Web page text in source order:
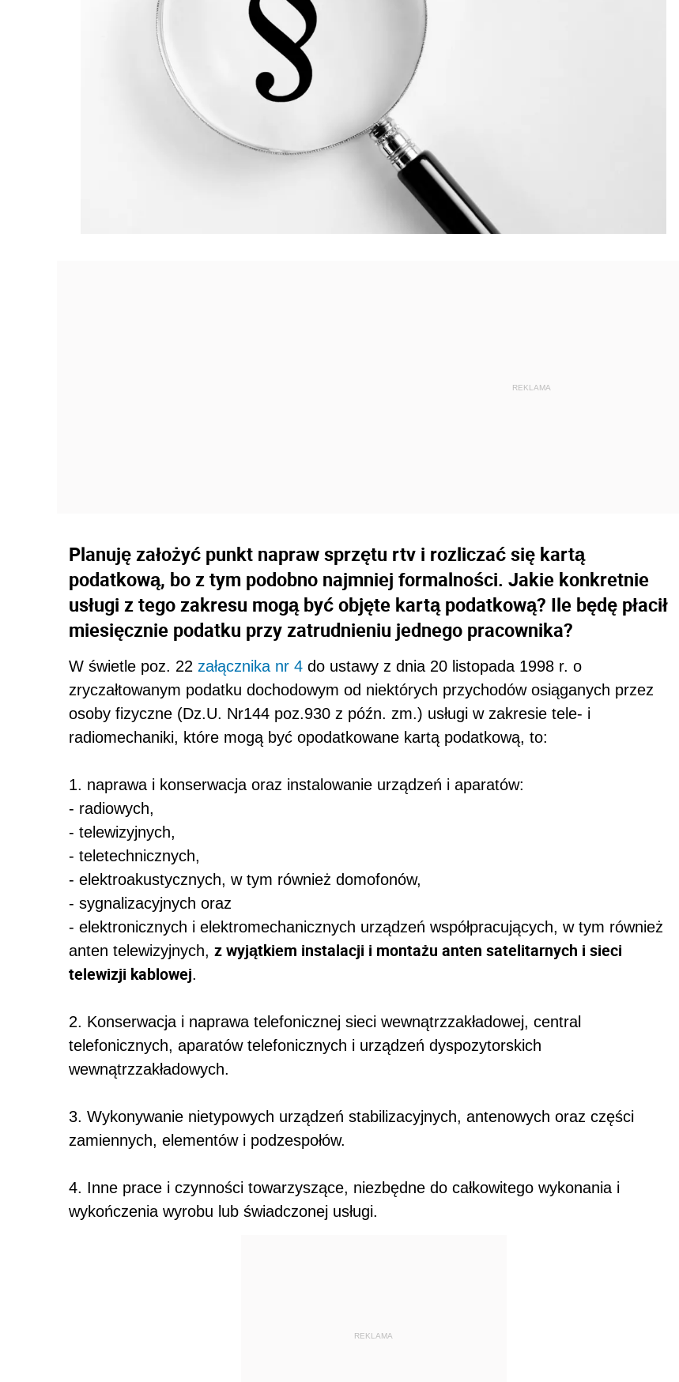
Planuję założyć punkt napraw sprzętu rtv i rozliczać się kartą
podatkową, bo z tym podobno najmniej formalności. Jakie konkretnie
usługi z tego zakresu mogą być objęte kartą podatkową? Ile będę płacił
miesięcznie podatku przy zatrudnieniu jednego pracownika?
W świetle poz. 22 załącznika nr 4 do ustawy z dnia 20 listopada 1998 r. o
zryczałtowanym podatku dochodowym od niektórych przychodów osiąganych przez
osoby fizyczne (Dz.U. Nr144 poz.930 z późn. zm.) usługi w zakresie tele- i
radiomechaniki, które mogą być opodatkowane kartą podatkową, to:
1. naprawa i konserwacja oraz instalowanie urządzeń i aparatów:
- radiowych,
- telewizyjnych,
- teletechnicznych,
- elektroakustycznych, w tym również domofonów,
- sygnalizacyjnych oraz
- elektronicznych i elektromechanicznych urządzeń współpracujących, w tym również
anten telewizyjnych, z wyjątkiem instalacji i montażu anten satelitarnych i sieci
telewizji kablowej.
2. Konserwacja i naprawa telefonicznej sieci wewnątrzzakładowej, central
telefonicznych, aparatów telefonicznych i urządzeń dyspozytorskich
wewnątrzzakładowych.
3. Wykonywanie nietypowych urządzeń stabilizacyjnych, antenowych oraz części
zamiennych, elementów i podzespołów.
4. Inne prace i czynności towarzyszące, niezbędne do całkowitego wykonania i
wykończenia wyrobu lub świadczonej usługi.
REKLAMA